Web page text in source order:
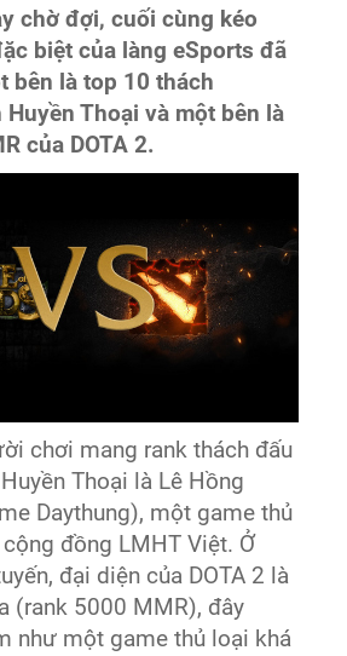
chờ đợi, cuối cùng kéo
biệt của làng eSports đã
bên là top 10 thách
Thoại và một bên là
của DOTA 2.
chơi mang rank thách đấu
Thoại là Lê Hồng
Daythung), một game thủ
đồng LMHT Việt. Ở
đại diện của DOTA 2 là
(rank 5000 MMR), đây
như một game thủ loại khá